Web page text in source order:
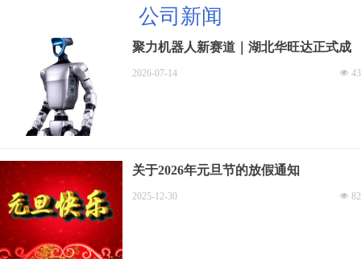
公司新闻
聚力机器人新赛道｜湖北华旺达正式成
为宇树机器人代理商，打造多行业智能넶 43
2026-07-14
关于2026年元旦节的放假通知
넶 82
2025-12-30